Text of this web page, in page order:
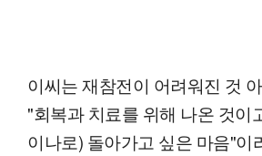
이씨는 재참전이 어려워진 것
"회복과 치료를 위해 나온 것이
이나로) 돌아가고 싶은 마음"이